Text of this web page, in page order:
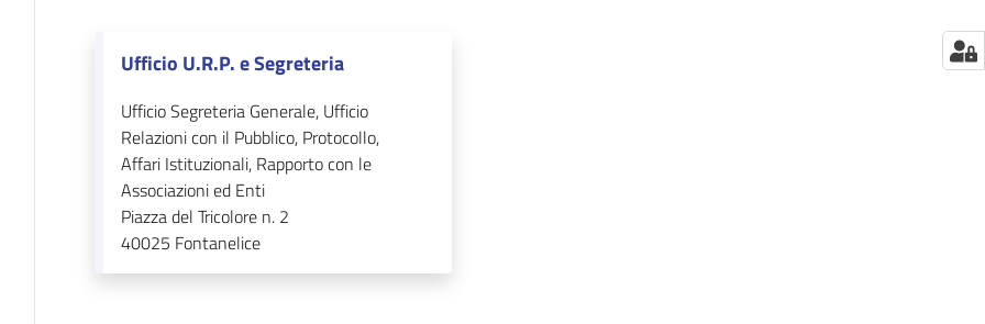
Ufficio U.R.P. e Segreteria
Ufficio Segreteria Generale, Ufficio
Relazioni con il Pubblico, Protocollo,
Affari Istituzionali, Rapporto con le
Associazioni ed Enti
Piazza del Tricolore n. 2
40025 Fontanelice